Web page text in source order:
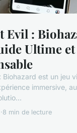
Evil :
Ultime et
Biohazard est un jeu
immersive,
8 min de lecture